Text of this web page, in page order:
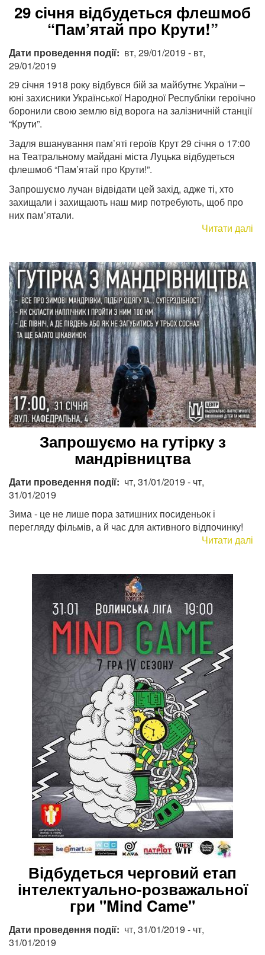
29 січня відбудеться флешмоб
“Пам’ятай про Крути!”
Дати проведення події вт, 29/01/2019 - вт,
29/01/2019
29 січня 1918 року відбувся бій за майбутнє України –
юні захисники Української Народної Республіки героїчно
боронили свою землю від ворога на залізничній станції
“Крути”.
Задля вшанування пам’яті героїв Крут 29 січня о 17:00
на Театральному майдані міста Луцька відбудеться
флешмоб “Пам’ятай про Крути!”.
Запрошуємо лучан відвідати цей захід, адже ті, хто
захищали і захищають наш мир потребують, щоб про
них пам’ятали.
Читати далі
Запрошуємо на гутірку з
мандрівництва
Дати проведення події чт, 31/01/2019 - чт,
31/01/2019
Зима - це не лише пора затишних посиденьок і
перегляду фільмів, а й час для активного відпочинку!
Читати далі
Відбудеться черговий етап
інтелектуально-розважальної
гри "Mind Came"
Дати проведення події чт, 31/01/2019 - чт,
31/01/2019